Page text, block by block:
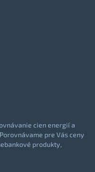
cien energií a
pre Vás ceny
produkty,